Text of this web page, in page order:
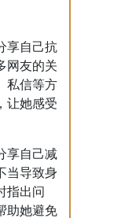
享自己抗
网友的关
私信等方
让她感受
享自己减
当导致身
指出问
助她避免